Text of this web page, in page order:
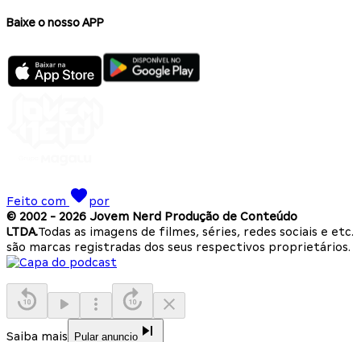
Baixe o nosso APP
Feito com
por
© 2002 - 2026 Jovem Nerd Produção de Conteúdo
LTDA.Todas as imagens de filmes, séries, redes sociais e etc.
são marcas registradas dos seus respectivos proprietários.
Saiba mais Pular anuncio